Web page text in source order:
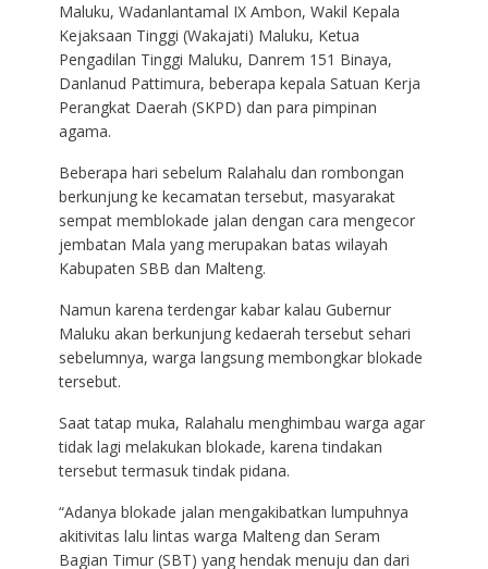
Maluku, Wadanlantamal IX Ambon, Wakil Kepala
Kejaksaan Tinggi (Wakajati) Maluku, Ketua
Pengadilan Tinggi Maluku, Danrem 151 Binaya,
Danlanud Pattimura, beberapa kepala Satuan Kerja
Perangkat Daerah (SKPD) dan para pimpinan
agama.
Beberapa hari sebelum Ralahalu dan rombongan
berkunjung ke kecamatan tersebut, masyarakat
sempat memblokade jalan dengan cara mengecor
jembatan Mala yang merupakan batas wilayah
Kabupaten SBB dan Malteng.
Namun karena terdengar kabar kalau Gubernur
Maluku akan berkunjung kedaerah tersebut sehari
sebelumnya, warga langsung membongkar blokade
tersebut.
Saat tatap muka, Ralahalu menghimbau warga agar
tidak lagi melakukan blokade, karena tindakan
tersebut termasuk tindak pidana.
“Adanya blokade jalan mengakibatkan lumpuhnya
akitivitas lalu lintas warga Malteng dan Seram
Bagian Timur (SBT) yang hendak menuju dan dari